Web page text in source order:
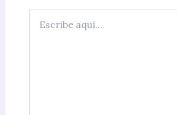
aquí...